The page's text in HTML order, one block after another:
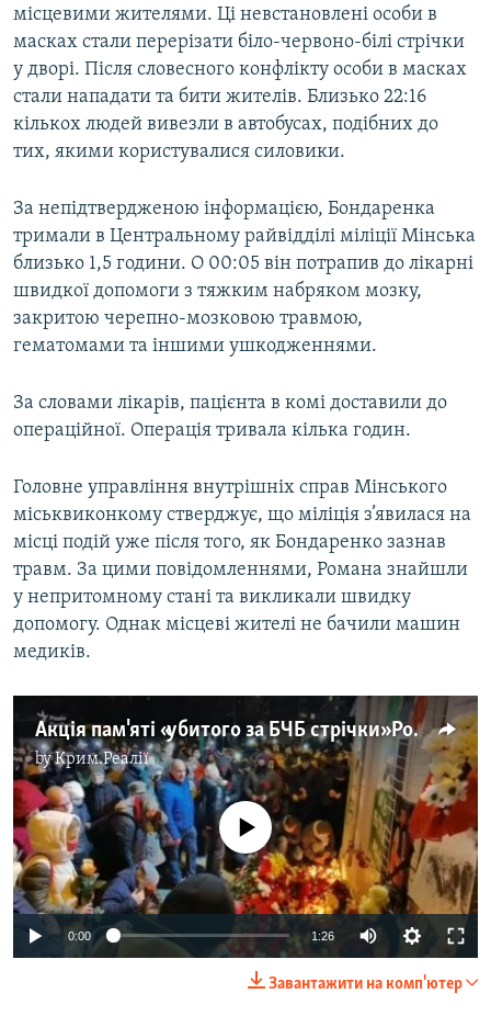
місцевими жителями. Ці невстановлені особи в
масках стали перерізати біло-червоно-білі стрічки
у дворі. Після словесного конфлікту особи в масках
стали нападати та бити жителів. Близько 22:16
кількох людей вивезли в автобусах, подібних до
тих, якими користувалися силовики.
За непідтвердженою інформацією, Бондаренка
тримали в Центральному райвідділі міліції Мінська
близько 1,5 години. О 00:05 він потрапив до лікарні
швидкої допомоги з тяжким набряком мозку,
закритою черепно-мозковою травмою,
гематомами та іншими ушкодженнями.
За словами лікарів, пацієнта в комі доставили до
операційної. Операція тривала кілька годин.
Головне управління внутрішніх справ Мінського
міськвиконкому стверджує, що міліція з’явилася на
місці подій уже після того, як Бондаренко зазнав
травм. За цими повідомленнями, Романа знайшли
у непритомному стані та викликали швидку
допомогу. Однак місцеві жителі не бачили машин
медиків.
Акція пам'яті «убитого за БЧБ стрічки» Романа Бондаренка у Мінську – відео
byКрим.Реалії
No media source currently available
0:00 1:26
Завантажити на комп'ютер